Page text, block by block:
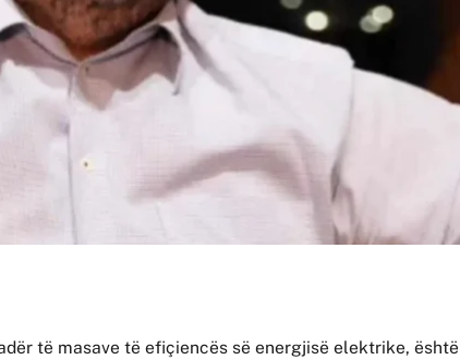
të masave të efiçiencës së energjisë elektrike, është